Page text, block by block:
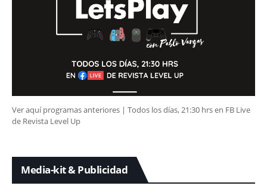
Ver aquí programas anteriores | Todos los días, 21:30 hrs en FB Live
de Revista Level Up
Media-kit & Publicidad